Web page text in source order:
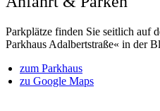
Parkplätze finden Sie seitlich auf
Parkhaus Adalbertstraße« in der
zum Parkhaus
zu Google Maps